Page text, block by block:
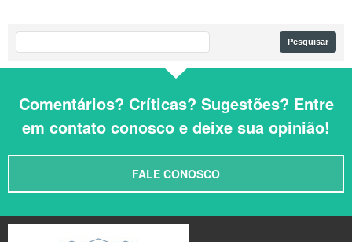
Comentários? Críticas? Sugestões? Entre
em contato conosco e deixe sua opinião!
FALE CONOSCO